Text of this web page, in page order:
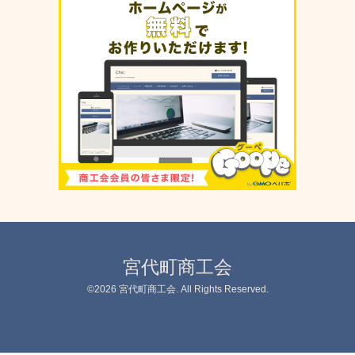
宮代町商工会
©2026 宮代町商工会. All Rights Reserved.